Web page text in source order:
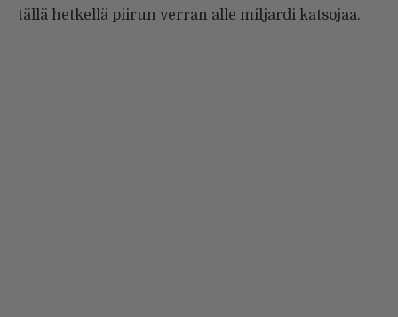
tällä hetkellä piirun verran alle miljardi katsojaa.